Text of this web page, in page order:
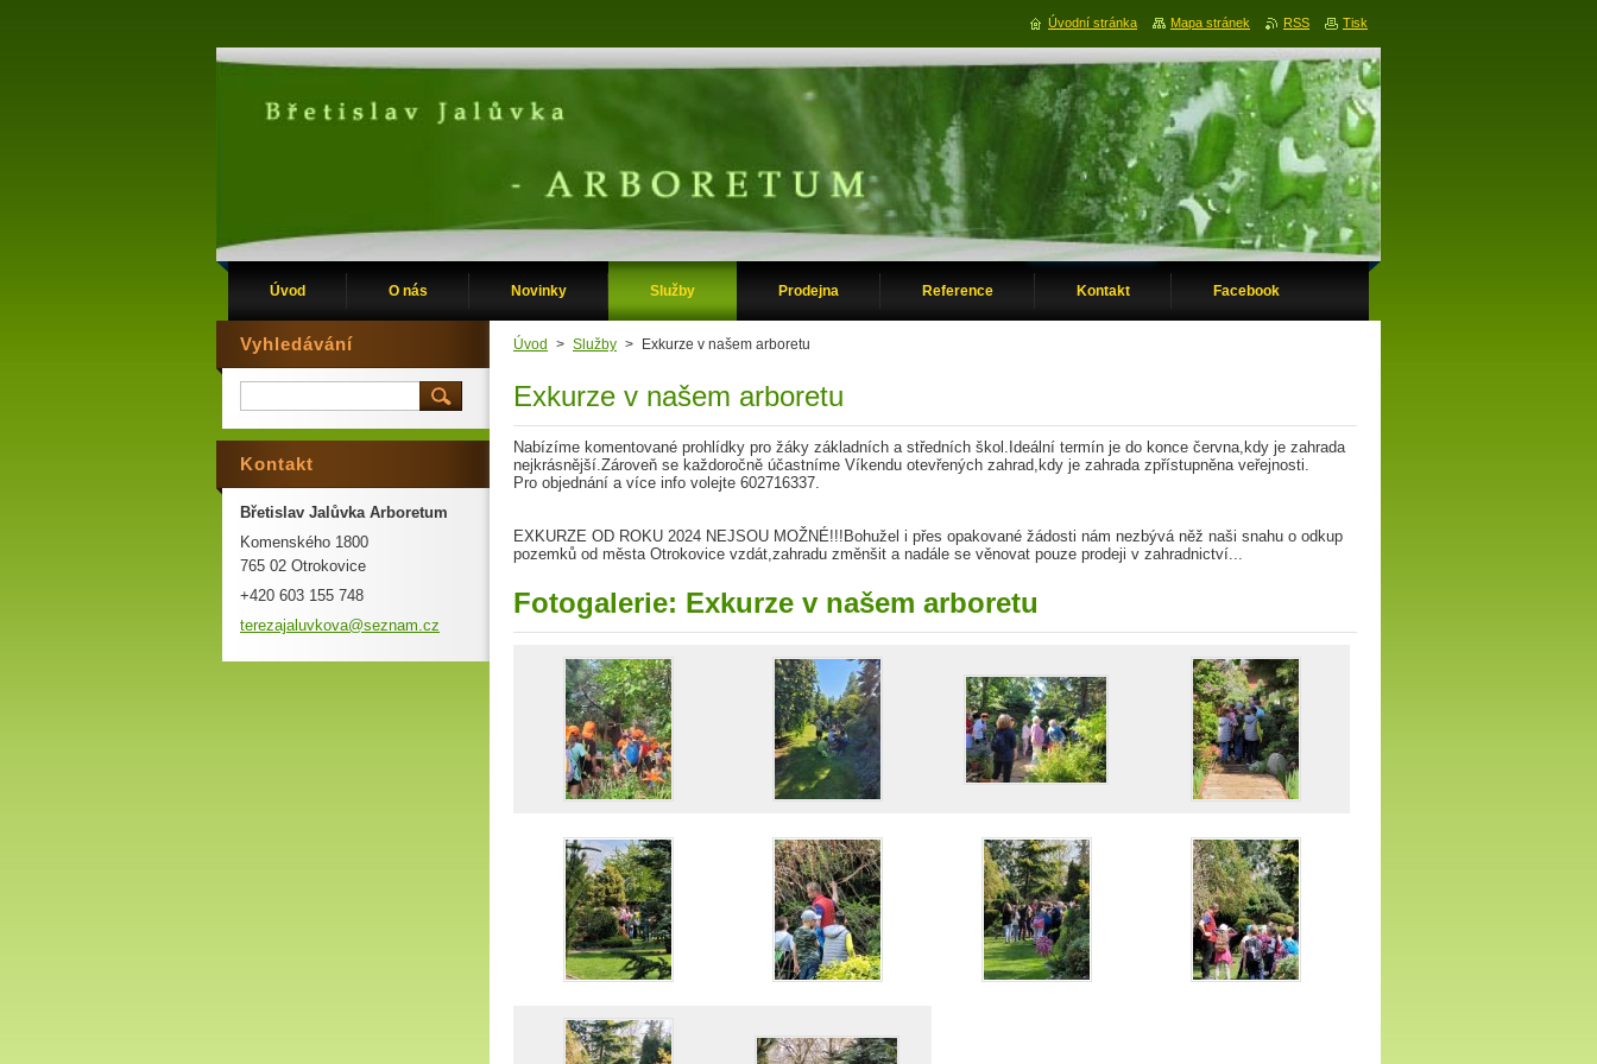
Úvod O nás Novinky Služby Prodejna Reference Kontakt Facebook
Úvod > Služby > Exkurze v našem arboretu
Exkurze v našem arboretu
Nabízíme komentované prohlídky pro žáky základních a středních škol.Ideální termín je do konce června,kdy je zahrada
nejkrásnější.Zároveň se každoročně účastníme Víkendu otevřených zahrad,kdy je zahrada zpřístupněna veřejnosti.
Pro objednání a více info volejte 602716337.
EXKURZE OD ROKU 2024 NEJSOU MOŽNÉ!!!Bohužel i přes opakované žádosti nám nezbývá něž naši snahu o odkup
pozemků od města Otrokovice vzdát,zahradu změnšit a nadále se věnovat pouze prodeji v zahradnictví...
Fotogalerie: Exkurze v našem arboretu
Vyhledávání
Kontakt
Břetislav Jalůvka Arboretum
Komenského 1800
765 02 Otrokovice
+420 603 155 748
terezajaluvkova@seznam.cz
Úvodní stránka Mapa stránek RSS Tisk